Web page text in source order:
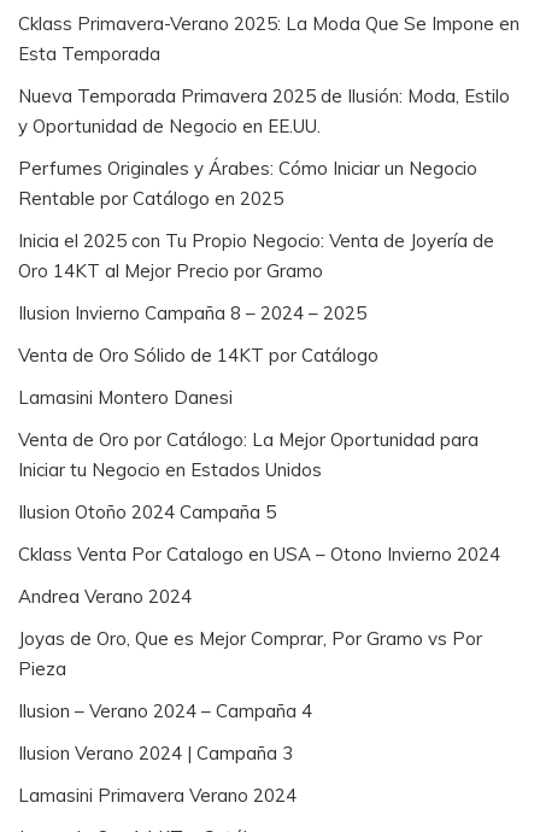
Cklass Primavera-Verano 2025: La Moda Que Se Impone en
Esta Temporada
Nueva Temporada Primavera 2025 de Ilusión: Moda, Estilo
y Oportunidad de Negocio en EE.UU.
Perfumes Originales y Árabes: Cómo Iniciar un Negocio
Rentable por Catálogo en 2025
Inicia el 2025 con Tu Propio Negocio: Venta de Joyería de
Oro 14KT al Mejor Precio por Gramo
Ilusion Invierno Campaña 8 – 2024 – 2025
Venta de Oro Sólido de 14KT por Catálogo
Lamasini Montero Danesi
Venta de Oro por Catálogo: La Mejor Oportunidad para
Iniciar tu Negocio en Estados Unidos
Ilusion Otoño 2024 Campaña 5
Cklass Venta Por Catalogo en USA – Otono Invierno 2024
Andrea Verano 2024
Joyas de Oro, Que es Mejor Comprar, Por Gramo vs Por
Pieza
Ilusion – Verano 2024 – Campaña 4
Ilusion Verano 2024 | Campaña 3
Lamasini Primavera Verano 2024